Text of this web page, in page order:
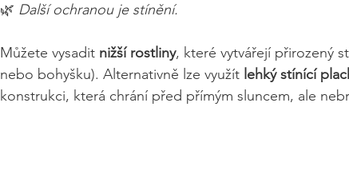
🌿 Další ochranou je stínění.
Můžete vysadit nižší rostliny, které vytvářejí přirozený
nebo bohyšku). Alternativně lze využít lehký stínící
konstrukci, která chrání před přímým sluncem, ale